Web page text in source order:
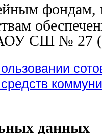
фондам,
СШ № 27 (
средств
данных